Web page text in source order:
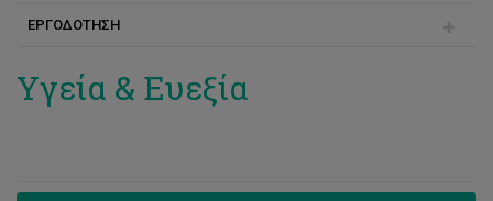
Διαδρομή Καριέρας
ΕΡΓΟΔΟΤΗΣΗ
Ωφελήματα Προσωπικού
Υγεία & Ευεξία